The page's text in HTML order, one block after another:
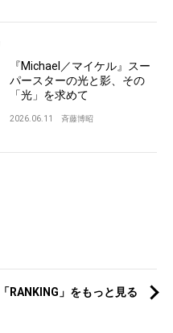
『Michael／マイケル』スー
パースターの光と影、その
「光」を求めて
2026.06.11 斉藤博昭
「RANKING」をもっと見る